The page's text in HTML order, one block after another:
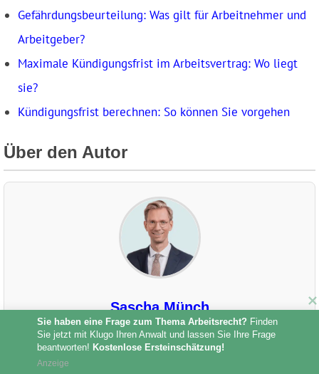
Gefährdungsbeurteilung: Was gilt für Arbeitnehmer und
Arbeitgeber?
Maximale Kündigungsfrist im Arbeitsvertrag: Wo liegt
sie?
Kündigungsfrist berechnen: So können Sie vorgehen
Über den Autor
Sascha Münch
Sascha Münch ist Rechtsanwalt für Verbraucher-,
Schadens- und Wirtschaftsrecht und außerdem Notar a. D.
Er studierte an der Universität Bremen und absolvierte
Sie haben eine Frage zum Thema Arbeitsrecht? Finden
Sie jetzt mit Klugo Ihren Anwalt und lassen Sie Ihre Frage
beantworten! Kostenlose Ersteinschätzung!
Anzeige